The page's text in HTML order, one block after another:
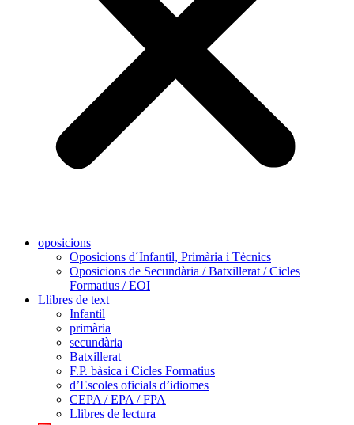
oposicions
Oposicions d´Infantil, Primària i Tècnics
Oposicions de Secundària / Batxillerat / Cicles
Formatius / EOI
Llibres de text
Infantil
primària
secundària
Batxillerat
F.P. bàsica i Cicles Formatius
d’Escoles oficials d’idiomes
CEPA / EPA / FPA
Llibres de lectura